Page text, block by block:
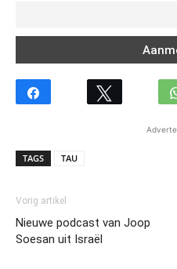
TAGS TAU
Vorig artikel
Nieuwe podcast van Joop
Soesan uit Israël